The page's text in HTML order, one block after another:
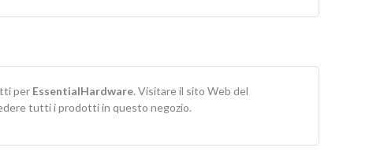
per EssentialHardware. Visitare il sito Web del
tutti i prodotti in questo negozio.